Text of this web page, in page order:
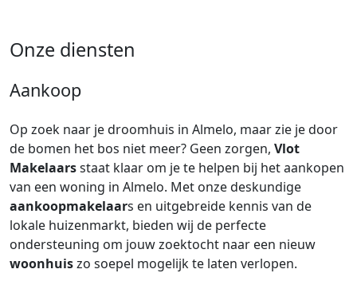
Onze diensten
Aankoop
Op zoek naar je droomhuis in Almelo, maar zie je door
de bomen het bos niet meer? Geen zorgen, Vlot
Makelaarsstaat klaar om je te helpen bij het aankopen
van een woning in Almelo. Met onze deskundige
aankoopmakelaars en uitgebreide kennis van de
lokale huizenmarkt, bieden wij de perfecte
ondersteuning om jouw zoektocht naar een nieuw
woonhuiszo soepel mogelijk te laten verlopen.